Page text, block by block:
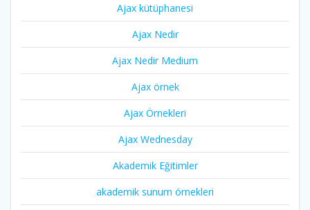
Ajax kütüphanesi
Ajax Nedir
Ajax Nedir Medium
Ajax örnek
Ajax Örnekleri
Ajax Wednesday
Akademik Eğitimler
akademik sunum örnekleri